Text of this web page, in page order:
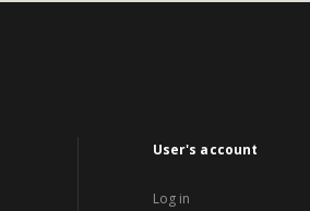
User's account
Log in